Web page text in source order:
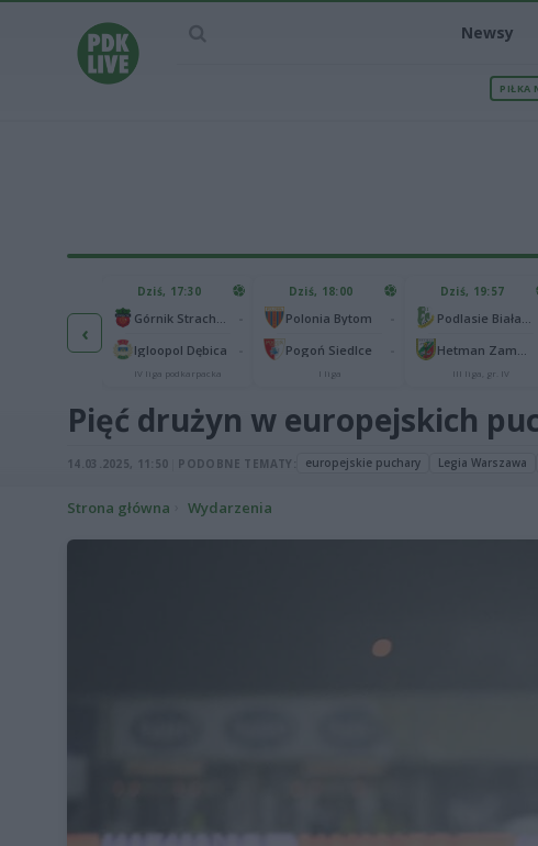
Newsy
PIŁKA
‹
65
25
Dziś, 17:30
Igloopol Dębica
IV liga podkarpacka
Dziś, 18:00
Polonia Bytom
Pogoń Siedlce
I liga
Dziś, 19:57
III liga, gr. IV
Pięć drużyn w europejskich
14.03.2025, 11:50 PODOBNE TEMATY: europejskie puchary Legia Warszawa
Strona główna Wydarzenia